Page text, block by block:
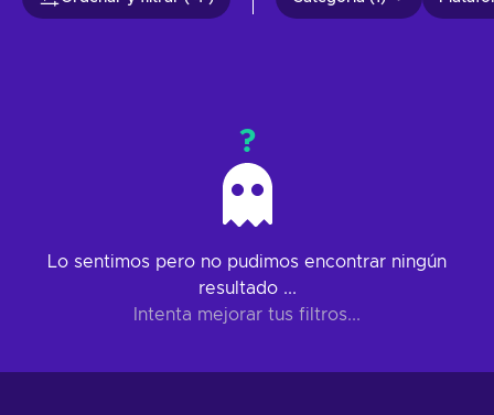
?
Lo sentimos pero no pudimos encontrar ningún
resultado ...
Intenta mejorar tus filtros...